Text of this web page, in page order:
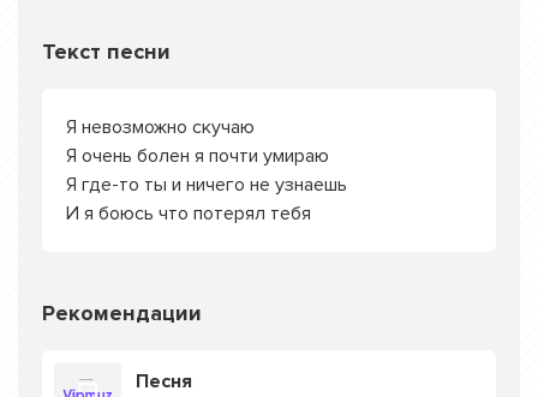
Текст песни
Я невозможно скучаю
Я очень болен я почти умираю
Я где-то ты и ничего не узнаешь
И я боюсь что потерял тебя
Рекомендации
Песня